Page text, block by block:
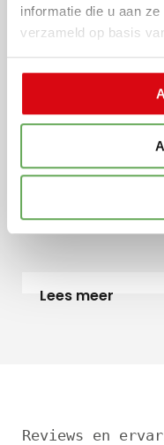
informatie die u aan
verzameld op basis
Lees meer
Vrije tijd
Wonen
Lees meer
Reviews en